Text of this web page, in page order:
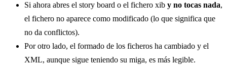
Si ahora abres el story board o el fichero xib y no tocas nada,
el fichero no aparece como modificado (lo que significa que
no da conflictos).
Por otro lado, el formado de los ficheros ha cambiado y el
XML, aunque sigue teniendo su miga, es más legible.